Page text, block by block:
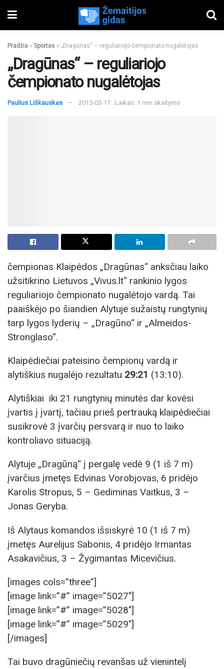
Pradžia » Sportas » „Dragūnas“ – reguliariojo čempionato nugalėtojas
„Dragūnas“ – reguliariojo
čempionato nugalėtojas
Paulius Liškauskas 2015-03-17 Laikas: 1 min skaitymo
čempionas Klaipėdos „Dragūnas“ anksčiau laiko
užsitikrino Lietuvos „Vivus.lt“ rankinio lygos
reguliariojo čempionato nugalėtojo vardą. Tai
paaiškėjo po šiandien Alytuje sužaistų rungtynių
tarp lygos lyderių – „Dragūno“ ir „Almeidos-
Stronglaso“.
Klaipėdiečiai pateisino čempionų vardą ir
alytiškius nugalėjo rezultatu 29:21 (13:10).
Alytiškiai iki 21 rungtynių minutės dar kovėsi
įvartis į įvartį, tačiau prieš pertrauką klaipėdiečiai
susikrovė 3 įvarčių persvarą ir nuo to laiko
kontroliavo situaciją.
Alytuje „Dragūną“ į pergalę vedė 9 (1 iš 7 m)
įvarčius įmetęs Edvinas Vorobjovas, 6 pridėjo
Karolis Stropus, 5 – Gediminas Vaitkus, 3 –
Jonas Geryba.
Iš Alytaus komandos išsiskyrė 10 (1 iš 7 m)
įmetęs Aurelijus Sabonis, 4 pridėjo Irmantas
Asakavičius, 3 – Žygimantas Micevičius.
[images cols=”three”]
[image link=”#” image=”5027″]
[image link=”#” image=”5028″]
[image link=”#” image=”5029″]
[/images]
Tai buvo dragūniečių revanšas už vienintelį